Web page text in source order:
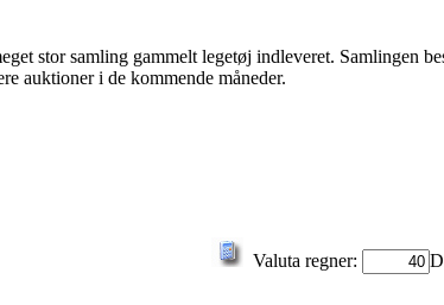
stor samling gammelt legetøj indleveret. Samlingen
auktioner i de kommende måneder.
Valuta regner: